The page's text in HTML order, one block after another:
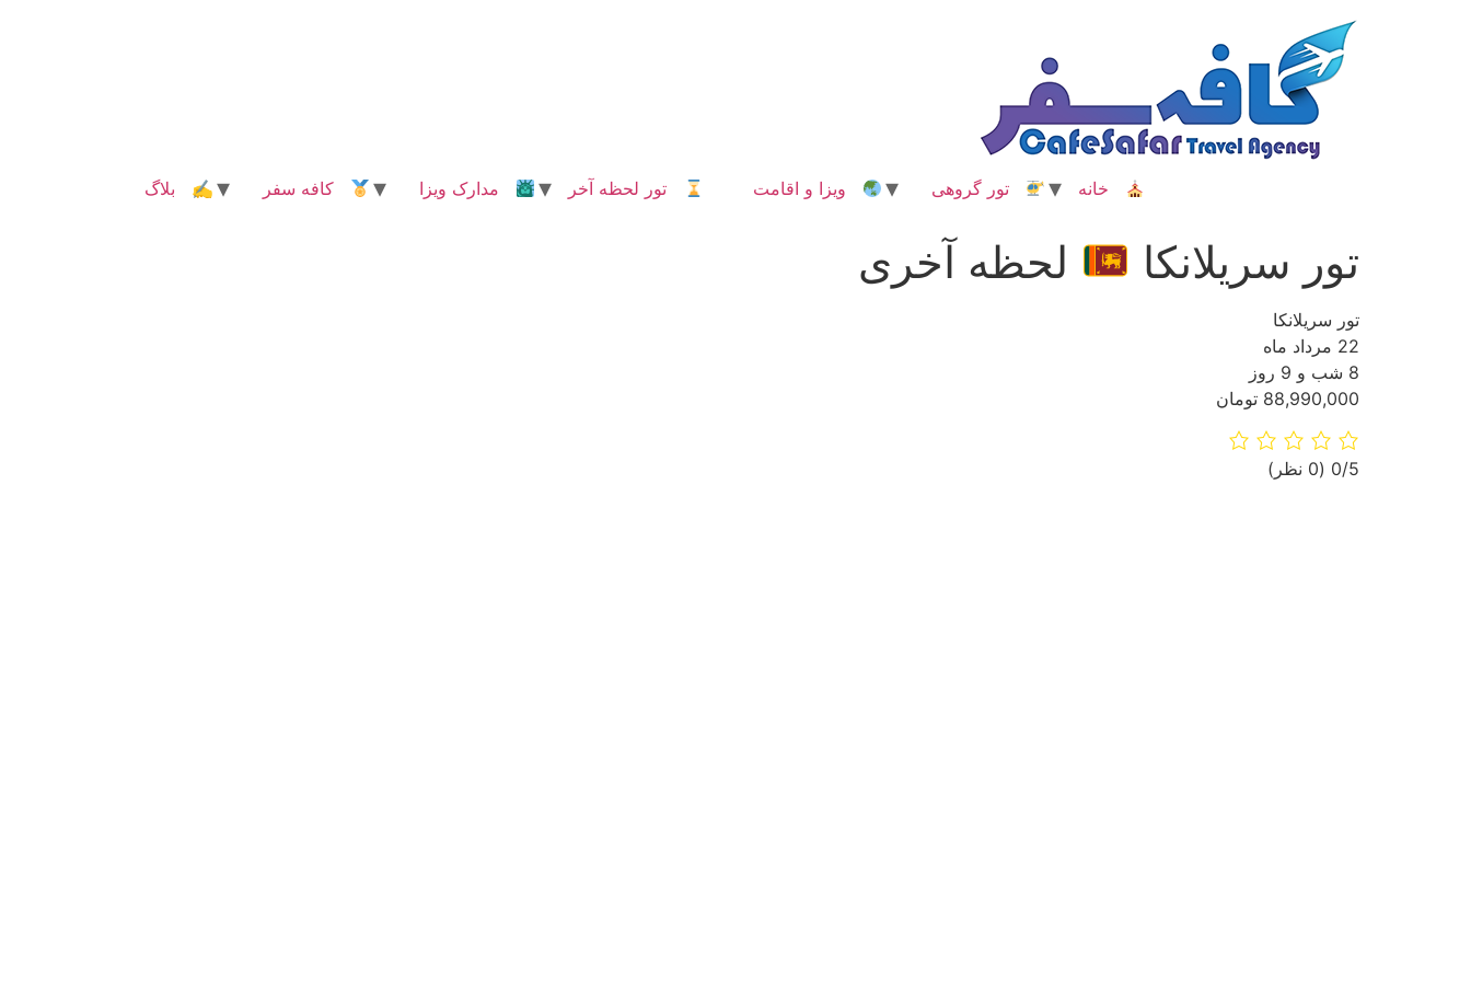
خانه تور گروهی ویزا و اقامت تور لحظه آخر مدارک ویزا کافه سفر ✍ بلاگ
تور سریلانکا لحظه آخری
تور سریلانکا
22 مرداد ماه
8 شب و 9 روز
88,990,000 تومان
‫0/5 ‫(0 نظر)